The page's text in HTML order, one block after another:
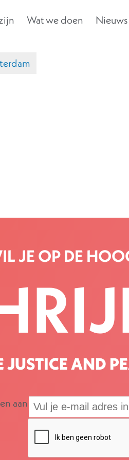
Wat we doen
JE OP DE
JUSTICE AND
aan